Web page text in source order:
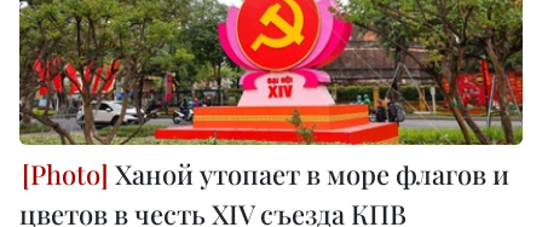
Ханой утопает в море флагов и
цветов в честь XIV съезда КПВ